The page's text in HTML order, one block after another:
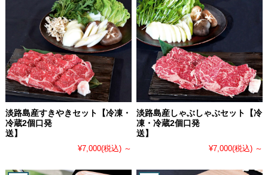
淡路島産すきやきセット【冷凍・
冷蔵2個口発
送】
¥7,000(税込) ～
淡路島産しゃぶしゃぶセット【冷
凍・冷蔵2個口発
送】
¥7,000(税込) ～